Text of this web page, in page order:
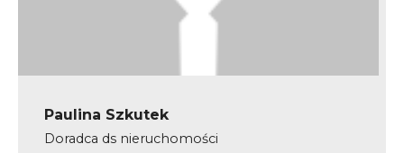
Paulina Szkutek
Doradca ds nieruchomości